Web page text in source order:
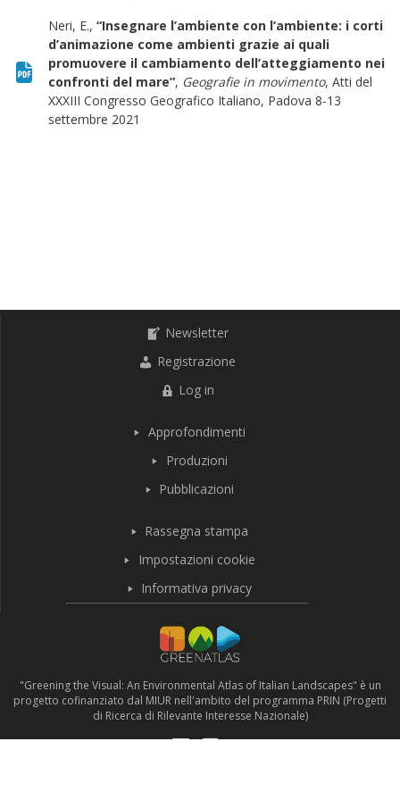
Neri, E., “Insegnare l’ambiente con l’ambiente: i corti
d’animazione come ambienti grazie ai quali
promuovere il cambiamento dell’atteggiamento nei
confronti del mare”, Geografie in movimento, Atti del
XXXIII Congresso Geografico Italiano, Padova 8-13
settembre 2021
Newsletter
Registrazione
Log in
Approfondimenti
Produzioni
Pubblicazioni
Rassegna stampa
Impostazioni cookie
Informativa privacy
"Greening the Visual: An Environmental Atlas of Italian Landscapes" è un
progetto cofinanziato dal MIUR nell'ambito del programma PRIN (Progetti
di Ricerca di Rilevante Interesse Nazionale)